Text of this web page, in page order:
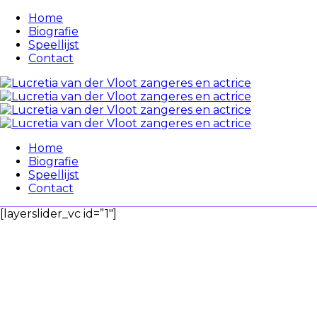
Home
Biografie
Speellijst
Contact
Home
Biografie
Speellijst
Contact
[layerslider_vc id=”1″]